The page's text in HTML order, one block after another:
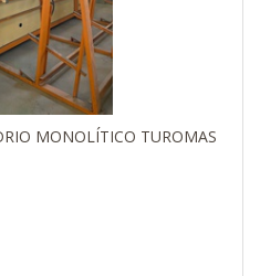
MONOLÍTICO TUROMAS